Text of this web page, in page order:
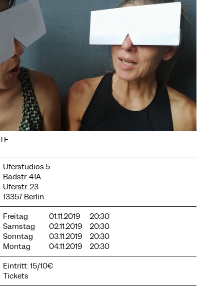
Uferstudios 5
Badstr. 41A
Uferstr. 23
13357 Berlin
Freitag 01.11.2019
20:30
Samstag
02.11.2019
20:30
Sonntag
03.11.2019
20:30
Montag
04.11.2019
20:30
Eintritt: 15/10€
Tickets
externer Anbieter auf
sind essenziell, damit
Andere Cookies helfen uns,
Sie können Ihre Einwilligung
Sie unsere
Informationen. Unten
Technologien Sie zulassen